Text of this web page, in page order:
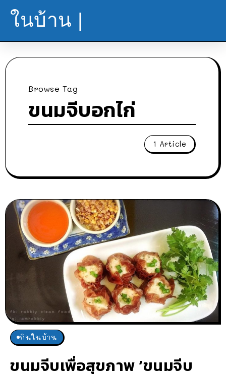
ในบ้าน |
Browse Tag
ขนมจีบอกไก่
1 Article
กินในบ้าน
ขนมจีบเพื่อสุขภาพ ‘ขนมจีบ